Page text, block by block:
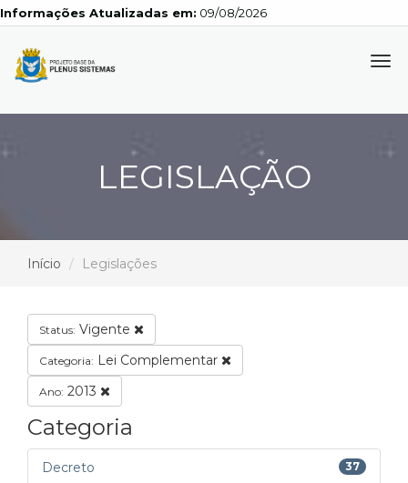
Atualizadas em: 09/08/2026
LEGISLAÇÃO
Início Legislações
Status: Vigente
Categoria: Lei Complementar
Ano: 2013
Categoria
Decreto 37